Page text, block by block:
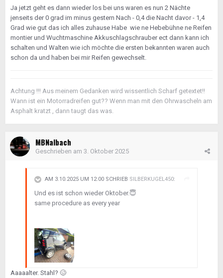
Ja jetzt geht es dann wieder los bei uns waren es nun 2 Nächte
jenseits der 0 grad im minus gestern Nach - 0,4 die Nacht davor - 1,4
Grad wie gut das ich alles zuhause Habe wie ne Hebebühne ne Reifen
montier und Wuchtmaschine Akkuschlagschrauber ect dann kann ich
schalten und Walten wie ich möchte die ersten bekannten waren auch
schon da und haben bei mir Reifen gewechselt.
Achtung !!! Aus meinem Gedanken wird wissentlich Scharf getextet!!
Wann ist ein Motorradreifen gut?? Wenn man mit den Ohrwascheln am
Asphalt kratzt , dann taugt das was.
MBNalbach
Geschrieben am 3. Oktober 2025
AM 3.10.2025 UM 12:00 SCHRIEB SILBERKUGEL450:
Und es ist schon wieder Oktober. 😇
same procedure as every year
Aaaaalter. Stahl? 🥴